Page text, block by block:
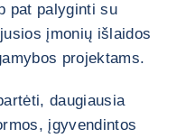
pat palyginti su
įmonių išlaidos
projektams.
daugiausia
įgyvendintos